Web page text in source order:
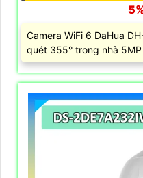
Camera WiFi 6 DaHua
quét 355° trong nhà